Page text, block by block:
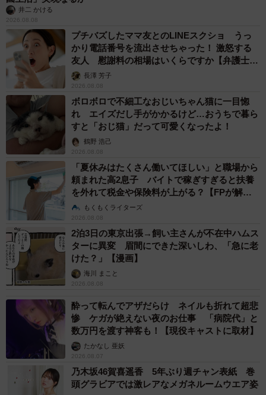
井二 かける
2026.08.08
プチバズしたママ友とのLINEスクショ うっ
かり電話番号を流出させちゃった！ 激怒する
友人 慰謝料の相場はいくらですか【弁護士が
解説】長澤 芳子
2026.08.08
ボロボロで不細工なおじいちゃん猫に一目惚
れ エイズだし手がかかるけど…おうちで暮ら
すと「おじ猫」だって可愛くなったよ！
鶴野 浩己
2026.08.08
「夏休みはたくさん働いてほしい」と職場から
頼まれた高2息子 バイトで稼ぎすぎると扶養
を外れて税金や保険料が上がる？【FPが解
説】もくもくライターズ
2026.08.08
2泊3日の東京出張→飼い主さんが不在中ハムス
ターに異変 眉間にできた深いしわ、「急に老
けた？」【漫画】
海川 まこと
2026.08.08
酔って転んでアザだらけ ネイルも折れて超悲
惨 ケガが絶えない夜のお仕事 「病院代」と
数万円を渡す神客も！【現役キャストに取材】
たかなし 亜妖
2026.08.07
乃木坂46賀喜遥香 5年ぶり週チャン表紙 巻
頭グラビアでは激レアなメガネルームウエア姿